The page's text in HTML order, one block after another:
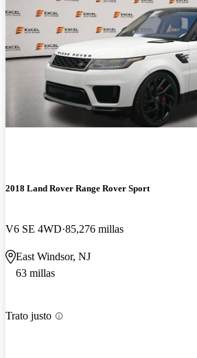
2018 Land Rover Range Rover Sport
V6 SE 4WD 85,276 millas
East Windsor, NJ
63 millas
Trato justo